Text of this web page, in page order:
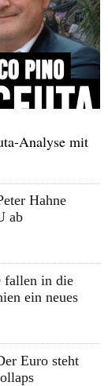
Analyse mit
Hahne
ab
fallen in die
ein neues
Euro steht